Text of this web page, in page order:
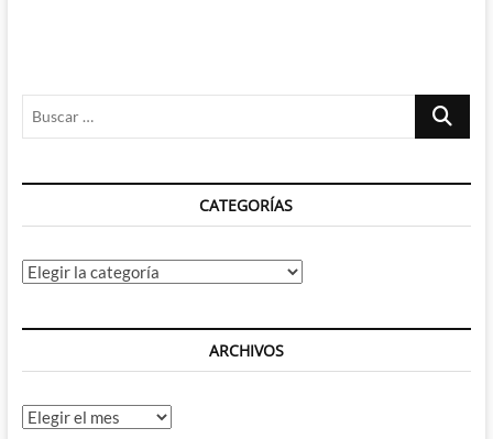
–
Capitán
Buscar
CATEGORÍAS
Categorías
ARCHIVOS
Archivos